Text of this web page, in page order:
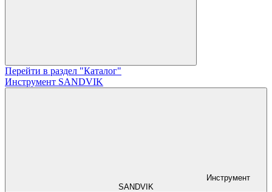
Перейти в раздел "Каталог"
Инструмент SANDVIK
Инструмент
SANDVIK